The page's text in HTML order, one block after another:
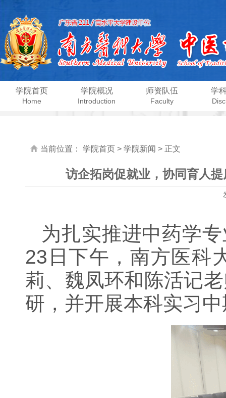
学院首页
Home
学院概况
Introduction
师资队伍
Faculty
学
当前位置： 学院首页 > 学院新闻 > 正文
访企拓岗促就业，协同育人
为扎实推进中药学
23 日下午 ，南方医科
莉、魏凤环和陈活记
研，并开展本科实习